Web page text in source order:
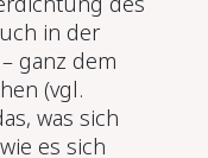
in der
ganz dem
(vgl.
was sich
es sich